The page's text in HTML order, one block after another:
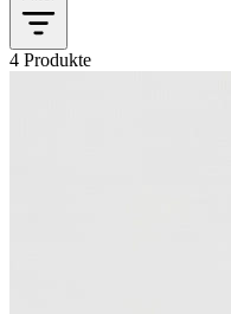
4 Produkte